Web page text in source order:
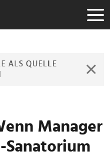
ALS QUELLE
Manager
Sanatorium